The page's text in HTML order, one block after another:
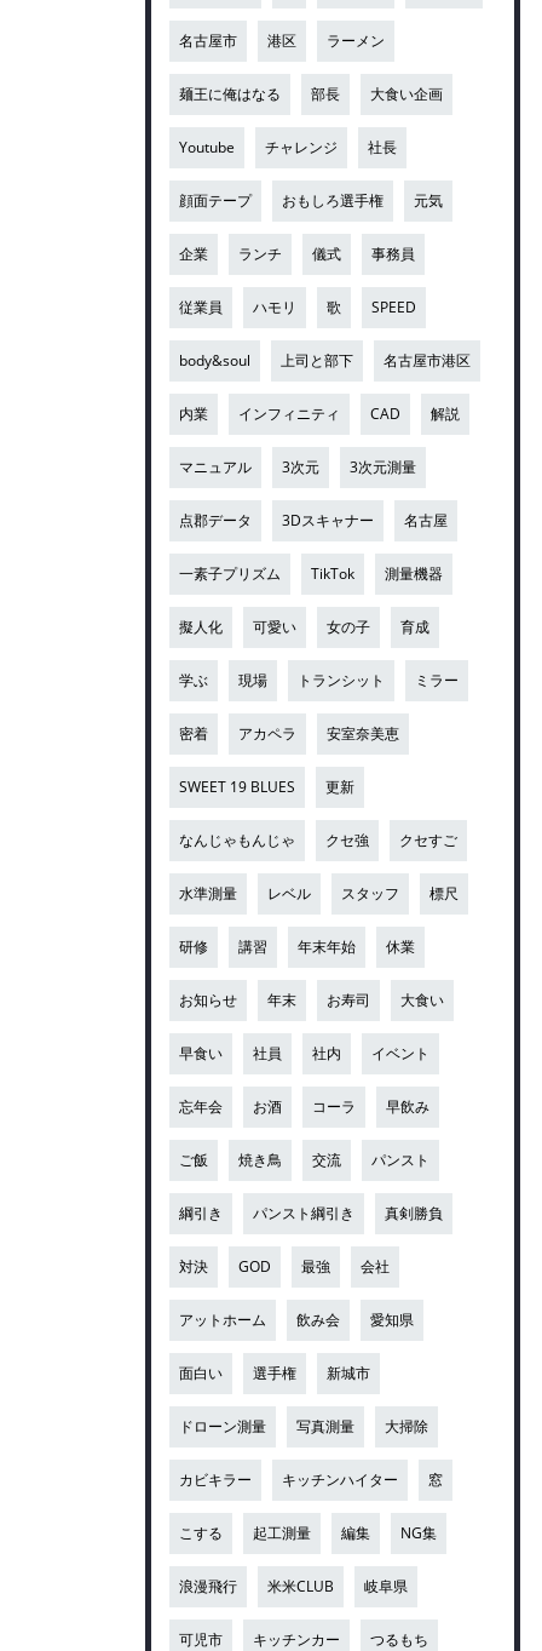
名古屋市 港区 ラーメン
麺王に俺はなる 部長 大食い企画
Youtube チャレンジ 社長
顔面テープ おもしろ選手権 元気
企業 ランチ 儀式 事務員
従業員 ハモリ 歌 SPEED
body&soul 上司と部下 名古屋市港区
内業 インフィニティ CAD 解説
マニュアル 3次元 3次元測量
点郡データ 3Dスキャナー 名古屋
一素子プリズム TikTok 測量機器
擬人化 可愛い 女の子 育成
学ぶ 現場 トランシット ミラー
密着 アカペラ 安室奈美恵
SWEET 19 BLUES 更新
なんじゃもんじゃ クセ強 クセすご
水準測量 レベル スタッフ 標尺
研修 講習 年末年始 休業
お知らせ 年末 お寿司 大食い
早食い 社員 社内 イベント
忘年会 お酒 コーラ 早飲み
ご飯 焼き鳥 交流 パンスト
綱引き パンスト綱引き 真剣勝負
対決 GOD 最強 会社
アットホーム 飲み会 愛知県
面白い 選手権 新城市
ドローン測量 写真測量 大掃除
カビキラー キッチンハイター 窓
こする 起工測量 編集 NG集
浪漫飛行 米米CLUB 岐阜県
可児市 キッチンカー つるもち